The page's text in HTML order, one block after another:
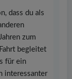
dass du als
zum
begleitet
für ein
interessanter